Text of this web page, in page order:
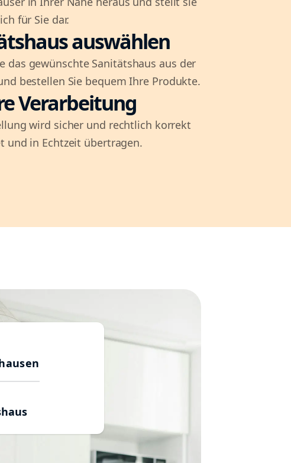
für Sie dar.
auswählen
das gewünschte Sanitätshaus aus der
bestellen Sie bequem Ihre Produkte.
Verarbeitung
wird sicher und rechtlich korrekt
und in Echtzeit übertragen.